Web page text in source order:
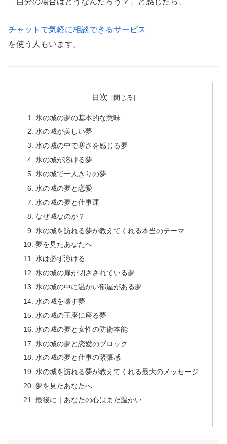
チャットで気軽に相談できるサービス
を使う人もいます。
目次
氷の城の夢の基本的な意味
氷の城が美しい夢
氷の城の中で寒さを感じる夢
氷の城が溶ける夢
氷の城で一人きりの夢
氷の城の夢と恋愛
氷の城の夢と仕事運
なぜ城なのか？
氷の城を訪れる夢が教えてくれる本当のテーマ
夢を見たあなたへ
氷は必ず溶ける
氷の城の扉が閉ざされている夢
氷の城の中に温かい部屋がある夢
氷の城を壊す夢
氷の城の王座に座る夢
氷の城の夢と女性の防衛本能
氷の城の夢と恋愛のブロック
氷の城の夢と仕事の緊張感
氷の城を訪れる夢が教えてくれる最大のメッセージ
夢を見たあなたへ
最後に｜あなたの心はまだ温かい